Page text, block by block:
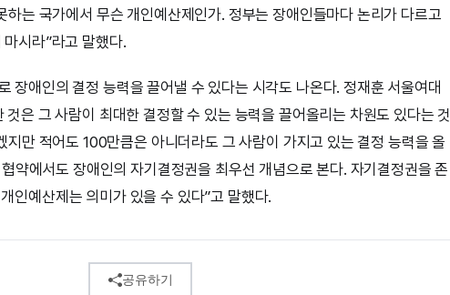
하는 국가에서 무슨 개인예산제인가. 정부는 장애인들마다 논리가 다르고
시라”라고 말했다.
장애인의 결정 능력을 끌어낼 수 있다는 시각도 나온다. 정재훈 서울여대
것은 그 사람이 최대한 결정할 수 있는 능력을 끌어올리는 차원도 있다는 것
지만 적어도 100만큼은 아니더라도 그 사람이 가지고 있는 결정 능력을 올
약에서도 장애인의 자기결정권을 최우선 개념으로 본다. 자기결정권을 존
인예산제는 의미가 있을 수 있다”고 말했다.
공유하기